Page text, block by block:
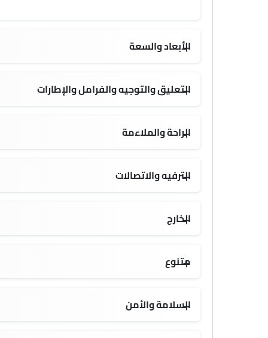
الأبعاد والسعة
التعليق والتوجيه والفرامل والإطارات
الراحة والملاءمة
الترفيه والاتصالات
الخارج
متنوع
السلامة والأمن